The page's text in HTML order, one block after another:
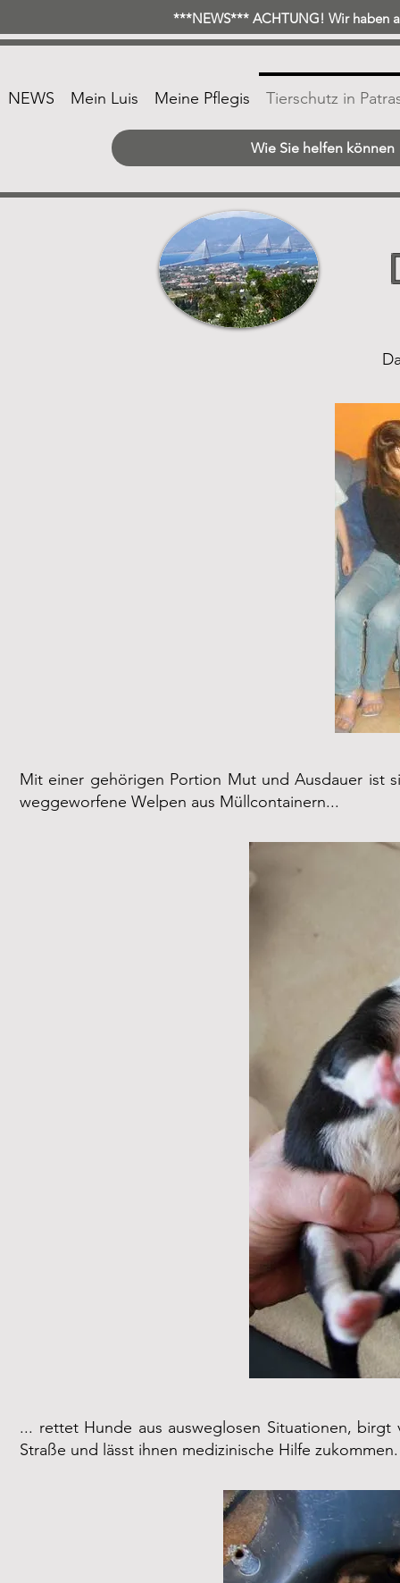
***NEWS*** ACHTUNG! Wir haben
NEWS Mein Luis Meine Pflegis Tierschutz in
Wie Sie helfen können
Mit einer gehörigen Portion Mut und Ausdauer ist
weggeworfene Welpen aus Müllcontainern...
... rettet Hunde aus ausweglosen Situationen,
Straße und lässt ihnen medizinische Hilfe zukommen.